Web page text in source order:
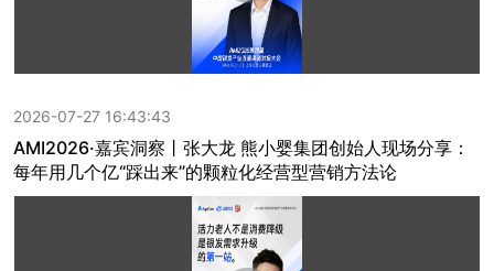
2026-07-27 16:43:43
AMI2026·嘉宾洞察丨张大龙 熊小婴集团创始人现场分享：
每年用几个亿“踩出来”的颗粒化经营型营销方法论